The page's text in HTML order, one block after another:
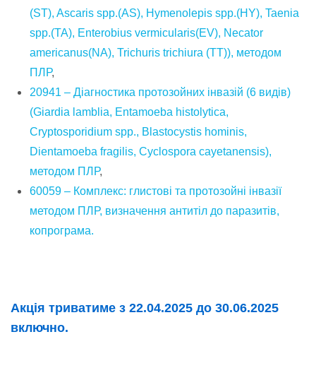
(ST), Ascaris spp.(AS), Hymenolepis spp.(HY), Taenia
spp.(TA), Enterobius vermicularis(EV), Necator
americanus(NA), Trichuris trichiura (TT)), методом
ПЛР,
20941 – Діагностика протозойних інвазій (6 видів)
(Giardia lamblia, Entamoeba histolytica,
Cryptosporidium spp., Blastocystis hominis,
Dientamoeba fragilis, Cyclospora cayetanensis),
методом ПЛР,
60059 – Комплекс: глистові та протозойні інвазії
методом ПЛР, визначення антитіл до паразитів,
копрограма.
Акція триватиме з 22.04.2025 до 30.06.2025
включно.